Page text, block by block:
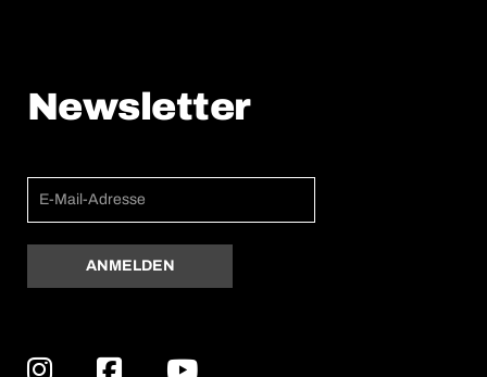
Newsletter